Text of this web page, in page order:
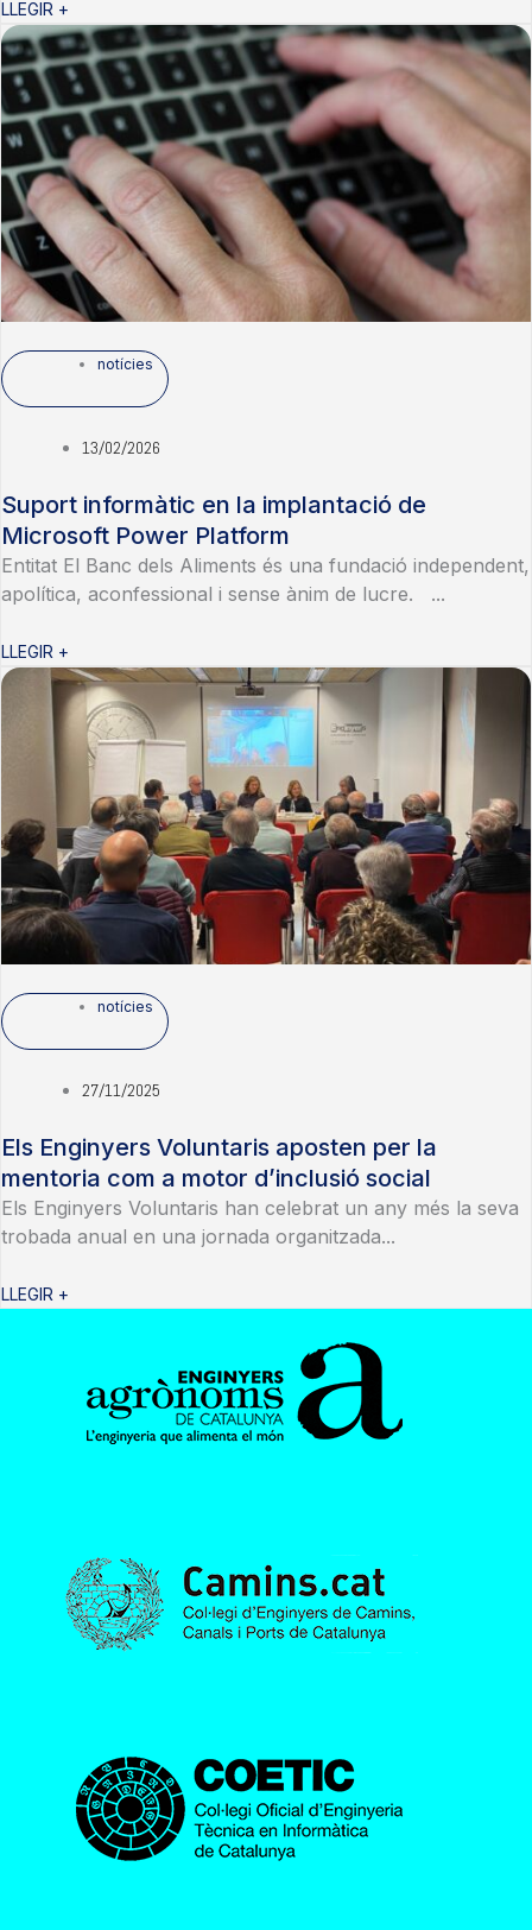
LLEGIR +
notícies
13/02/2026
Suport informàtic en la implantació de
Microsoft Power Platform
Entitat El Banc dels Aliments és una fundació independent,
apolítica, aconfessional i sense ànim de lucre. ...
LLEGIR +
notícies
27/11/2025
Els Enginyers Voluntaris aposten per la
mentoria com a motor d’inclusió social
Els Enginyers Voluntaris han celebrat un any més la seva
trobada anual en una jornada organitzada...
LLEGIR +